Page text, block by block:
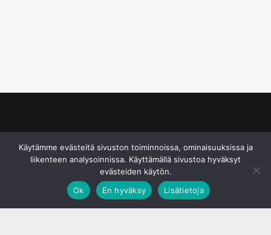
Käytämme evästeitä sivuston toiminnoissa, ominaisuuksissa ja
liikenteen analysoinnissa. Käyttämällä sivustoa hyväksyt
evästeiden käytön.
Ok
En hyväksy Lisätietoja